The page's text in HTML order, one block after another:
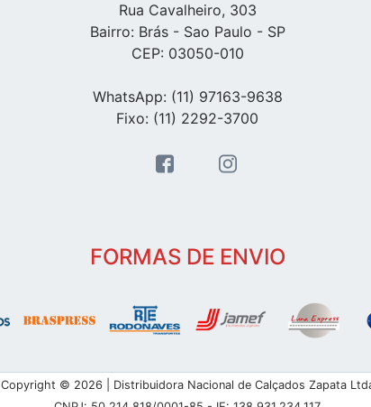
Rua Cavalheiro, 303
Bairro: Brás - Sao Paulo - SP
CEP: 03050-010
WhatsApp: (11) 97163-9638
Fixo: (11) 2292-3700
FORMAS DE ENVIO
Copyright © 2026 | Distribuidora Nacional de Calçados Zapata